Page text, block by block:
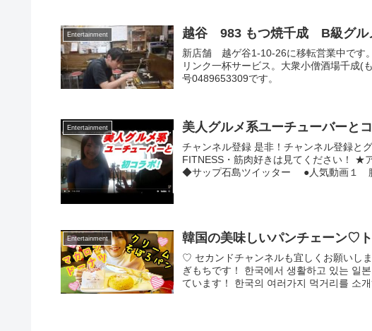
Entertainment 越谷 983 もつ焼千成 B級グル
新店舗 越ゲ谷1-10-26に移転営業中です
リンク一杯サービス。大衆小僧酒場千成(
号0489653309です。
Entertainment 美人グルメ系ユーチューバーと
チャンネル登録 是非！チャンネル登録と
FITNESS・筋肉好きは見てください
◆サップ石島ツイッター ●人気動画１ 腕
Entertainment 韓国の美味しいパンチェーン♡ト
♡ セカンドチャンネルも宜しくお願いし
ぎもちです！ 한국에서 생활하고 있는 일
ています！ 한국의 여러가지 먹거리를 소개